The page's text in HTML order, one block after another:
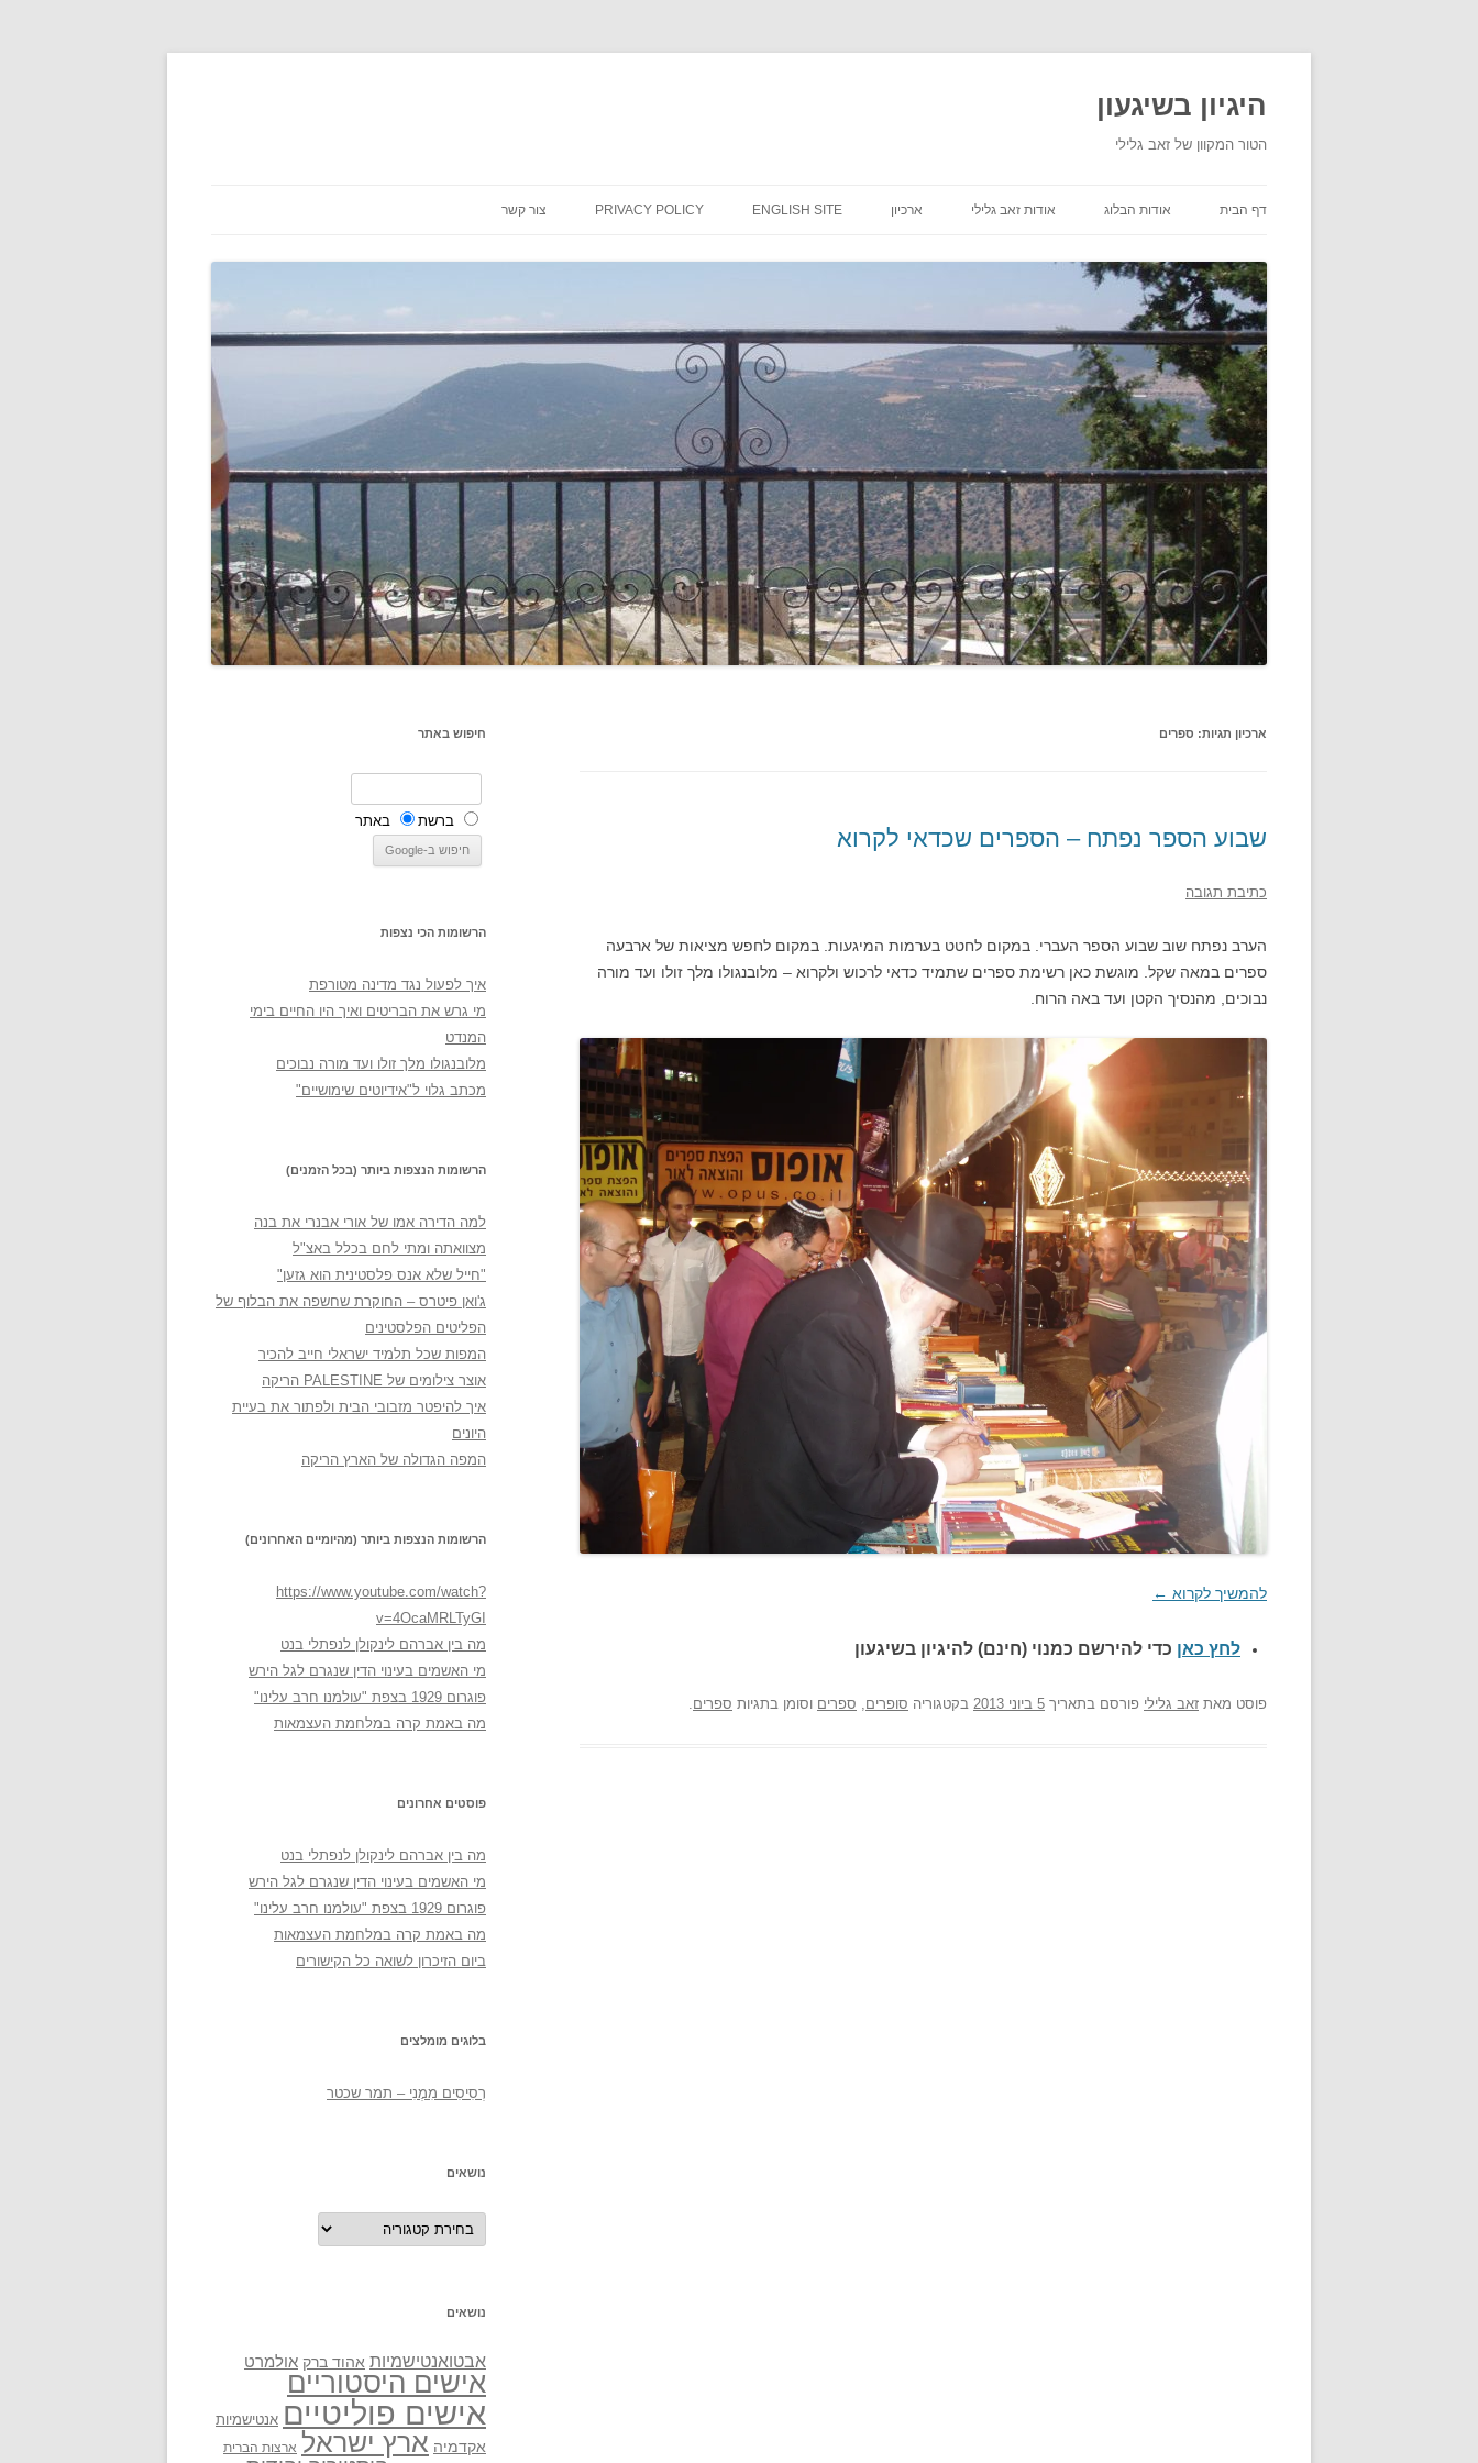
היגיון בשיגעון
הטור המקוון של זאב גלילי
דף הבית אודות הבלוג אודות זאב גלילי ארכיון ENGLISH SITE
PRIVACY POLICY צור קשר
ארכיון תגיות: ספרים
שבוע הספר נפתח – הספרים שכדאי לקרוא
כתיבת תגובה
הערב נפתח שוב שבוע הספר העברי. במקום לחטט בערמות המיגעות. במקום לחפש מציאות של ארבעה
ספרים במאה שקל. מוגשת כאן רשימת ספרים שתמיד כדאי לרכוש ולקרוא – מלובנגולו מלך זולו ועד מורה
נבוכים, מהנסיך הקטן ועד באה הרוח.
להמשיך לקרוא ←
לחץ כאן כדי להירשם כמנוי (חינם) להיגיון בשיגעון
פוסט מאת זאב גלילי פורסם בתאריך 5 ביוני 2013 בקטגוריה סופרים ספרים וסומן בתגיות ספרים
חיפוש באתר
ברשת באתר
הרשומות הכי נצפות
איך לפעול נגד מדינה מטורפת
מי גרש את הבריטים ואיך היו החיים בימי
המנדט
מלובנגולו מלך זולו ועד מורה נבוכים
מכתב גלוי ל"אידיוטים שימושיים"
הרשומות הנצפות ביותר (בכל הזמנים)
למה הדירה אמו של אורי אבנרי את בנה
מצוואתה ומתי לחם בכלל באצ"ל
"חייל שלא אנס פלסטינית הוא גזען"
ג'ואן פיטרס – החוקרת שחשפה את הבלוף של
הפליטים הפלסטינים
המפות שכל תלמיד ישראלי חייב להכיר
אוצר צילומים של PALESTINE הריקה
איך להיפטר מזבובי הבית ולפתור את בעיית
היונים
המפה הגדולה של הארץ הריקה
הרשומות הנצפות ביותר (מהיומיים האחרונים)
https://www.youtube.com/watch?
v=4OcaMRLTyGI
מה בין אברהם לינקולן לנפתלי בנט
מי האשמים בעינוי הדין שנגרם לגל הירש
פוגרום 1929 בצפת "עולמנו חרב עלינו"
מה באמת קרה במלחמת העצמאות
פוסטים אחרונים
מה בין אברהם לינקולן לנפתלי בנט
מי האשמים בעינוי הדין שנגרם לגל הירש
פוגרום 1929 בצפת "עולמנו חרב עלינו"
מה באמת קרה במלחמת העצמאות
ביום הזיכרון לשואה כל הקישורים
בלוגים מומלצים
רְסִיסִים מִמֶנִי – תמר שכטר
נושאים
נושאים
נושאים
אבטואנטישמיות אהוד ברק אולמרט
אישים היסטוריים
אישים פוליטיים אנטישמיות
אקדמיה ארץ ישראל ארצות הברית